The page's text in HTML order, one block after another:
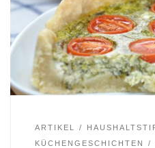
ARTIKEL
KÜCHENGESCHICHTEN